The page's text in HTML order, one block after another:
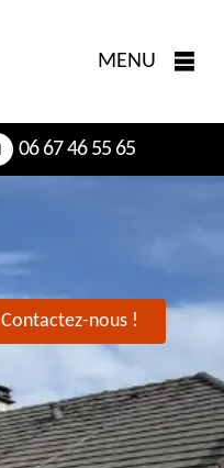
MENU
06 67 46 55 65
Contactez-nous !